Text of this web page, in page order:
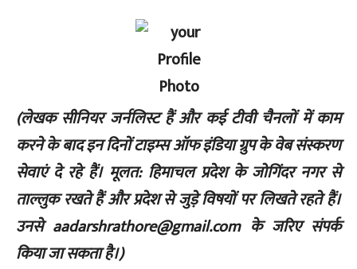
(लेखक सीनियर जर्नलिस्ट हैं और कई टीवी चैनलों में काम
करने के बाद इन दिनों टाइम्स ऑफ इंडिया ग्रुप के वेब संस्करण
सेवाएं दे रहे हैं। मूलत: हिमाचल प्रदेश के जोगिंदर नगर से
ताल्लुक रखते हैं और प्रदेश से जुड़े विषयों पर लिखते रहते हैं।
उनसे aadarshrathore@gmail.com के जरिए संपर्क
किया जा सकता है।)